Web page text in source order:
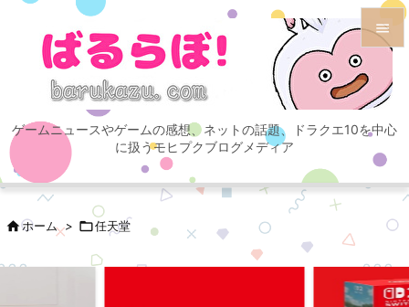
ゲームニュースやゲームの感想、ネットの話題、ドラクエ10を中心
に扱うモヒプクブログメディア

メニュ

サイド

次へ
ホーム > 任天堂